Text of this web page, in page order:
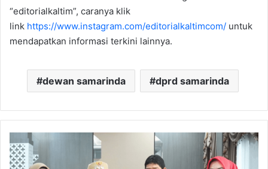
“editorialkaltim”, caranya klik
link https://www.instagram.com/editorialkaltimcom/ untuk
mendapatkan informasi terkini lainnya.
dewan samarinda dprd samarinda
Wabup
PPU
dan